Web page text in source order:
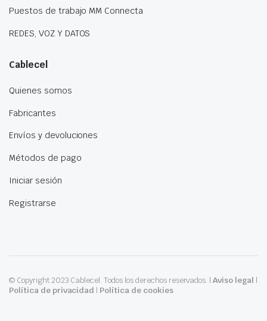
Puestos de trabajo MM Connecta
REDES, VOZ Y DATOS
Cablecel
Quienes somos
Fabricantes
Envíos y devoluciones
Métodos de pago
Iniciar sesión
Registrarse
© Copyright 2023 Cablecel. Todos los derechos reservados. |Aviso legal |
Política de privacidad | Política de cookies